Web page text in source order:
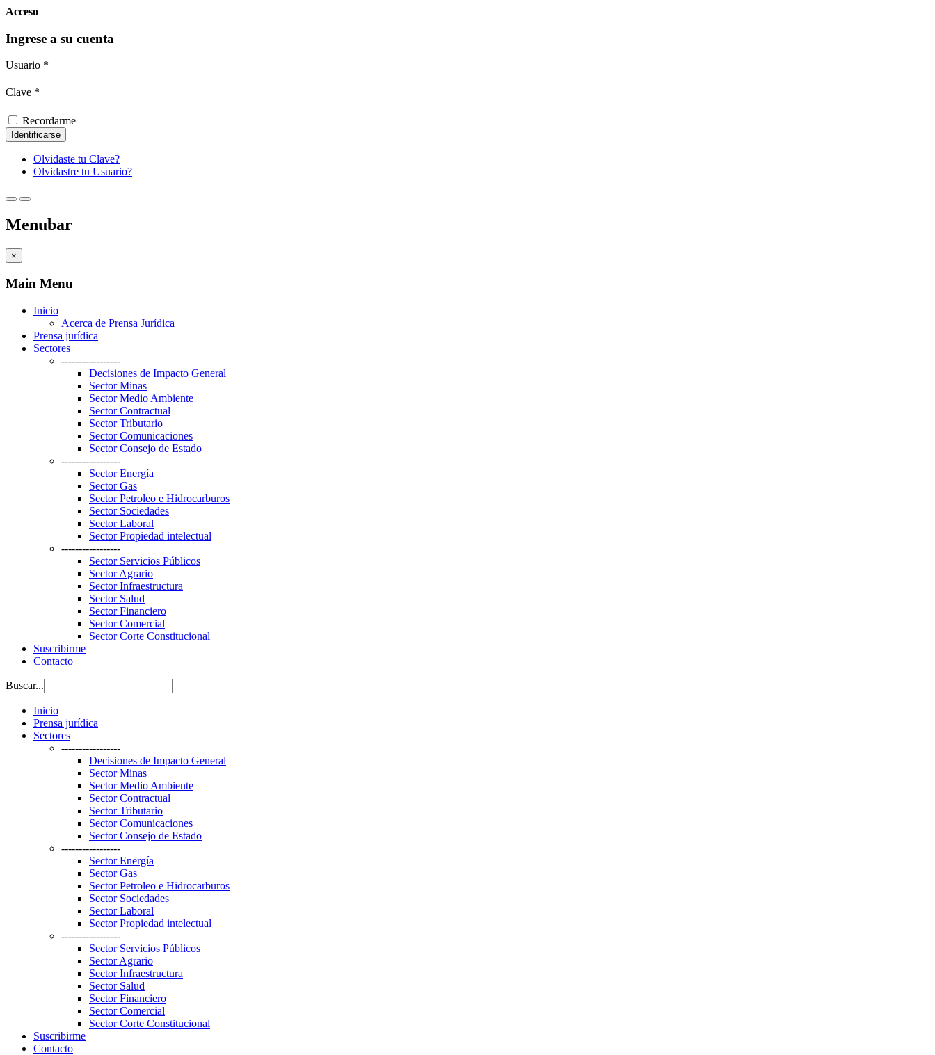
Acceso
Ingrese a su cuenta
Usuario *
Clave *
Recordarme
Olvidaste tu Clave?
Olvidastre tu Usuario?
Menubar
×
Main Menu
Inicio
Acerca de Prensa Jurídica
Prensa jurídica
Sectores
-----------------
Decisiones de Impacto General
Sector Minas
Sector Medio Ambiente
Sector Contractual
Sector Tributario
Sector Comunicaciones
Sector Consejo de Estado
-----------------
Sector Energía
Sector Gas
Sector Petroleo e Hidrocarburos
Sector Sociedades
Sector Laboral
Sector Propiedad intelectual
-----------------
Sector Servicios Públicos
Sector Agrario
Sector Infraestructura
Sector Salud
Sector Financiero
Sector Comercial
Sector Corte Constitucional
Suscribirme
Contacto
Buscar...
Inicio
Prensa jurídica
Sectores
-----------------
Decisiones de Impacto General
Sector Minas
Sector Medio Ambiente
Sector Contractual
Sector Tributario
Sector Comunicaciones
Sector Consejo de Estado
-----------------
Sector Energía
Sector Gas
Sector Petroleo e Hidrocarburos
Sector Sociedades
Sector Laboral
Sector Propiedad intelectual
-----------------
Sector Servicios Públicos
Sector Agrario
Sector Infraestructura
Sector Salud
Sector Financiero
Sector Comercial
Sector Corte Constitucional
Suscribirme
Contacto